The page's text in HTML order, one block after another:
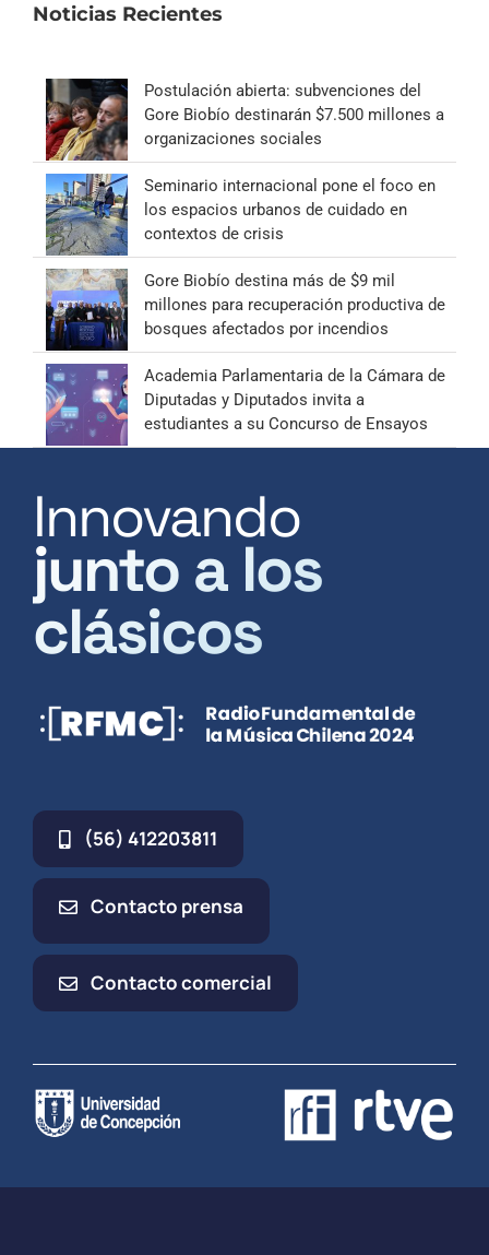
Noticias Recientes
Postulación abierta: subvenciones del
Gore Biobío destinarán $7.500 millones a
organizaciones sociales
Seminario internacional pone el foco en
los espacios urbanos de cuidado en
contextos de crisis
Gore Biobío destina más de $9 mil
millones para recuperación productiva de
bosques afectados por incendios
Academia Parlamentaria de la Cámara de
Diputadas y Diputados invita a
estudiantes a su Concurso de Ensayos
Innovando
junto a los
clásicos
(56) 412203811
Contacto prensa
Contacto comercial